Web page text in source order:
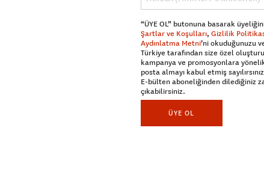
“ÜYE OL” butonuna basarak
Şartlar ve Koşulları, Gizlilik
Aydınlatma Metni’ni okuduğunuzu
Türkiye tarafından size özel
kampanya ve promosyonlara
posta almayı kabul etmiş
E-bülten aboneliğinden dilediğiniz
çıkabilirsiniz.
ÜYE OL